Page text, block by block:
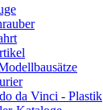
da Vinci - Plastik